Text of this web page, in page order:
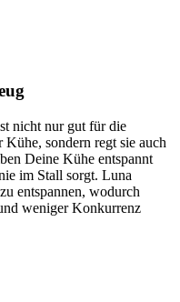
nicht nur gut für die
sondern regt sie auch
Deine Kühe entspannt
im Stall sorgt. Luna
entspannen, wodurch
weniger Konkurrenz